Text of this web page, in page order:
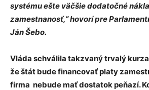
systému ešte väčšie dodatočné
zamestnanosť,” hovorí pre
Ján Šebo.
Vláda schválila takzvaný trvalý
že štát bude financovať platy
firma nebude mať dostatok peňazí.